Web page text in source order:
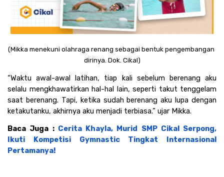
(Mikka menekuni olahraga renang sebagai bentuk pengembangan
dirinya. Dok. Cikal)
“Waktu awal-awal latihan, tiap kali sebelum berenang aku
selalu mengkhawatirkan hal-hal lain, seperti takut tenggelam
saat berenang. Tapi, ketika sudah berenang aku lupa dengan
ketakutanku, akhirnya aku menjadi terbiasa.” ujar Mikka.
Baca Juga : Cerita Khayla, Murid SMP Cikal Serpong,
Ikuti Kompetisi Gymnastic Tingkat Internasional
Pertamanya!